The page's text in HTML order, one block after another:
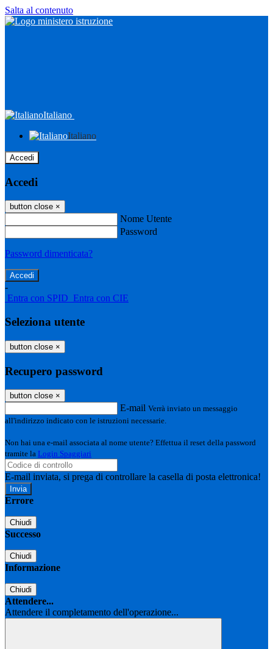
Salta al contenuto
Italiano
Italiano
Accedi
Accedi
button close ×
Nome Utente
Password
Password dimenticata?
-
Entra con SPID Entra con CIE
Seleziona utente
button close ×
Recupero password
button close ×
E-mail Verrà inviato un messaggio
all'indirizzo indicato con le istruzioni necessarie.
Non hai una e-mail associata al nome utente? Effettua il reset della password
tramite la Login Spaggiari
E-mail inviata, si prega di controllare la casella di posta elettronica!
Errore
Chiudi
Successo
Chiudi
Informazione
Chiudi
Attendere...
Attendere il completamento dell'operazione...